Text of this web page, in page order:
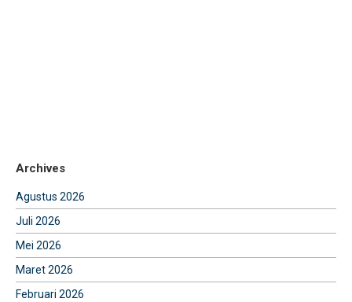
Archives
Agustus 2026
Juli 2026
Mei 2026
Maret 2026
Februari 2026